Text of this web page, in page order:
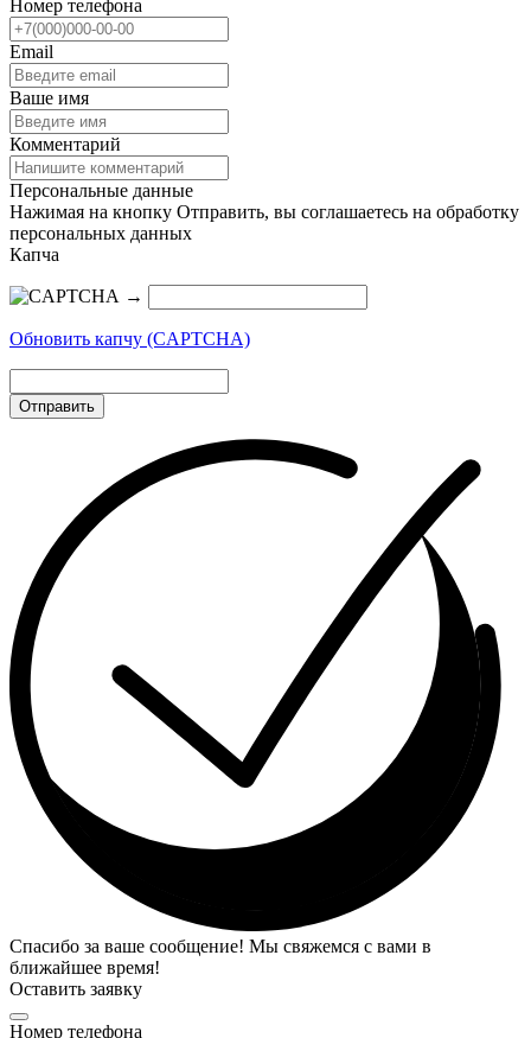
Номер телефона
Email
Ваше имя
Комментарий
Персональные данные
Нажимая на кнопку Отправить, вы соглашаетесь на обработку
персональных данных
Капча
→
Обновить капчу (CAPTCHA)
Отправить
Спасибо за ваше сообщение! Мы свяжемся с вами в
ближайшее время!
Оставить заявку
Номер телефона